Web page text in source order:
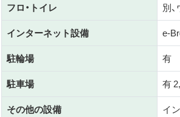
フロ・トイレ
別
インターネット設備
e-
駐輪場
有
駐車場
有
その他の設備
イ